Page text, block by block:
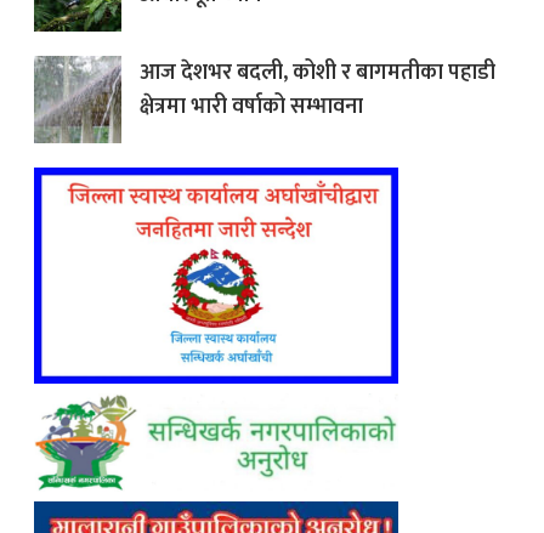
आज देशभर बदली, कोशी र बागमतीका पहाडी
क्षेत्रमा भारी वर्षाको सम्भावना